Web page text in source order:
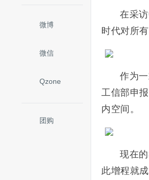
微博
微信
Qzone
团购
在采
时代对所
作为
工信部申
内空间。
现在
此增程就